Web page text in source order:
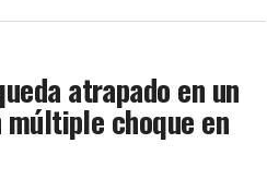
atrapado en un
choque en